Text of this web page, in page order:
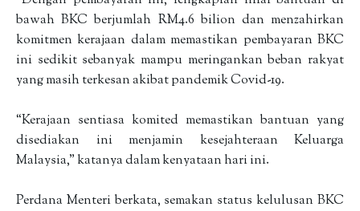
bawah BKC berjumlah RM4.6 bilion dan menzahirkan
komitmen kerajaan dalam memastikan pembayaran BKC
ini sedikit sebanyak mampu meringankan beban rakyat
yang masih terkesan akibat pandemik Covid-19.
“Kerajaan sentiasa komited memastikan bantuan yang
disediakan ini menjamin kesejahteraan Keluarga
Malaysia,” katanya dalam kenyataan hari ini.
Perdana Menteri berkata, semakan status kelulusan BKC